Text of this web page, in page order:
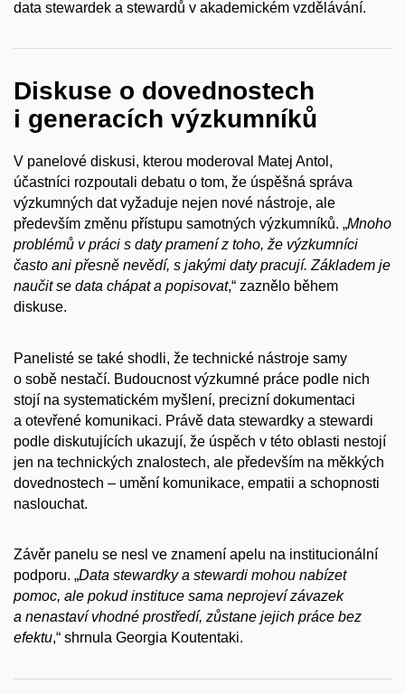
data stewardek a stewardů v akademickém vzdělávání.
Diskuse o dovednostech
i generacích výzkumníků
V panelové diskusi, kterou moderoval Matej Antol,
účastníci rozpoutali debatu o tom, že úspěšná správa
výzkumných dat vyžaduje nejen nové nástroje, ale
především změnu přístupu samotných výzkumníků. „Mnoho
problémů v práci s daty pramení z toho, že výzkumníci
často ani přesně nevědí, s jakými daty pracují. Základem je
naučit se data chápat a popisovat,“ zaznělo během
diskuse.
Panelisté se také shodli, že technické nástroje samy
o sobě nestačí. Budoucnost výzkumné práce podle nich
stojí na systematickém myšlení, precizní dokumentaci
a otevřené komunikaci. Právě data stewardky a stewardi
podle diskutujících ukazují, že úspěch v této oblasti nestojí
jen na technických znalostech, ale především na měkkých
dovednostech – umění komunikace, empatii a schopnosti
naslouchat.
Závěr panelu se nesl ve znamení apelu na institucionální
podporu. „Data stewardky a stewardi mohou nabízet
pomoc, ale pokud instituce sama neprojeví závazek
a nenastaví vhodné prostředí, zůstane jejich práce bez
efektu,“ shrnula Georgia Koutentaki.